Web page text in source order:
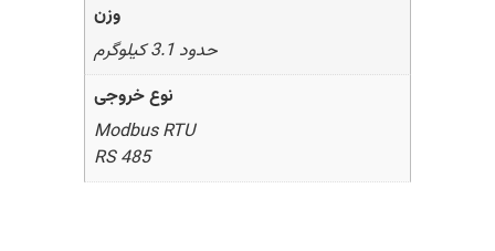
وزن
حدود 3.1 کیلوگرم
نوع خروجی
Modbus RTU
RS 485